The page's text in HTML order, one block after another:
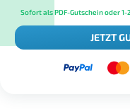
Sofort als PDF-Gutschein oder
JETZT